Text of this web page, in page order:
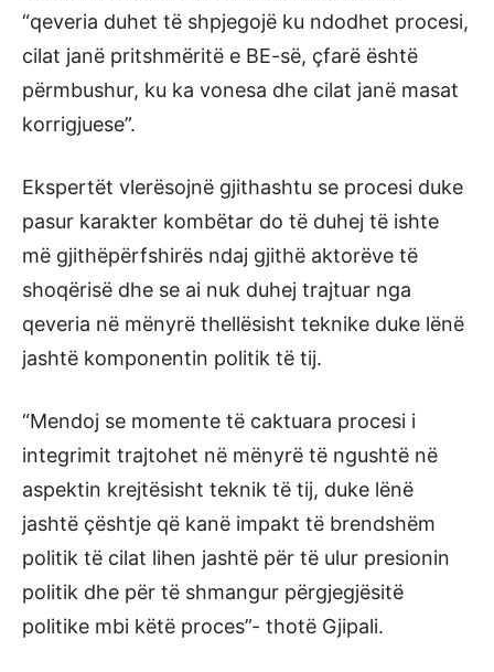
“qeveria duhet të shpjegojë ku ndodhet procesi,
cilat janë pritshmëritë e BE-së, çfarë është
përmbushur, ku ka vonesa dhe cilat janë masat
korrigjuese”.
Ekspertët vlerësojnë gjithashtu se procesi duke
pasur karakter kombëtar do të duhej të ishte
më gjithëpërfshirës ndaj gjithë aktorëve të
shoqërisë dhe se ai nuk duhej trajtuar nga
qeveria në mënyrë thellësisht teknike duke lënë
jashtë komponentin politik të tij.
“Mendoj se momente të caktuara procesi i
integrimit trajtohet në mënyrë të ngushtë në
aspektin krejtësisht teknik të tij, duke lënë
jashtë çështje që kanë impakt të brendshëm
politik të cilat lihen jashtë për të ulur presionin
politik dhe për të shmangur përgjegjësitë
politike mbi këtë proces”- thotë Gjipali.